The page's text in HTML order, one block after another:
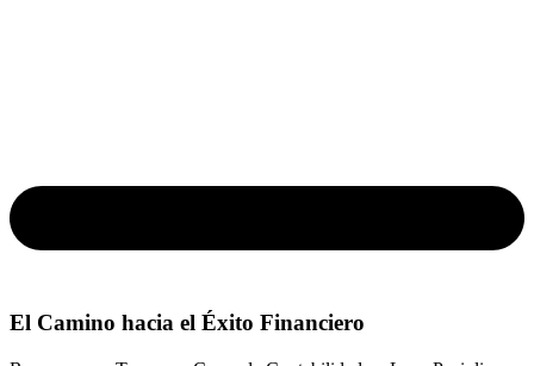
El Camino hacia el Éxito Financiero